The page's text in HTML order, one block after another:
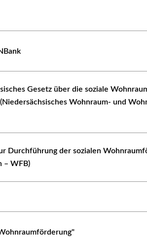
Gesetz über die soziale
Wohnraum- und
Durchführung der sozialen
– WFB)